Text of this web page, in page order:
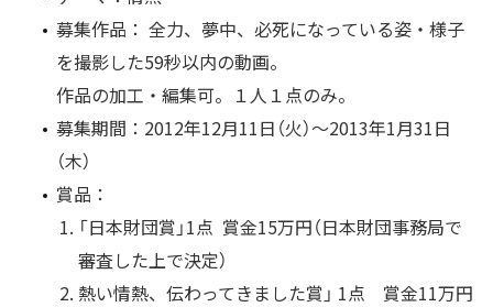
募集作品： 全力、夢中、必死になっている姿・様子
を撮影した59秒以内の動画。
作品の加工・編集可。１人１点のみ。
募集期間：2012年12月11日（火）〜2013年1月31日
（木）
賞品：
「日本財団賞」1点 賞金15万円（日本財団事務局で
審査した上で決定）
熱い情熱、伝わってきました賞」 1点 賞金11万円